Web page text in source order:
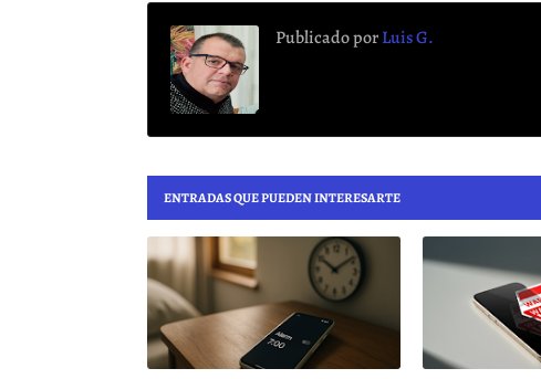
Publicado porLuis G.
ENTRADAS QUE PUEDEN INTERESARTE